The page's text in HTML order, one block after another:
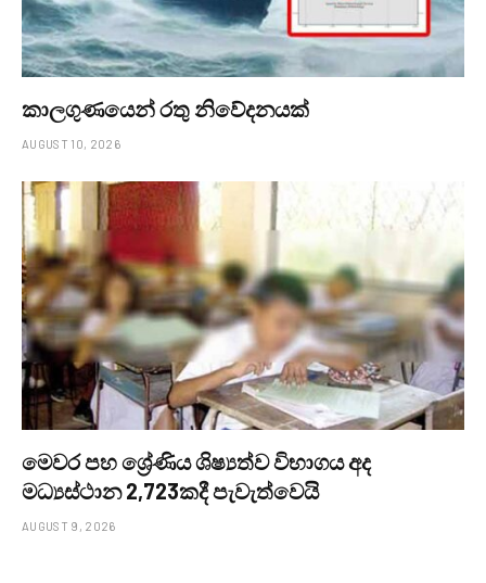
කාලගුණයෙන් ‍රතු නිවේදනයක්
AUGUST 10, 2026
මෙවර පහ ශ්‍රේණිය ශිෂ්‍යත්ව විභාගය අද
මධ්‍යස්ථාන 2,723කදී පැවැත්වෙයි
AUGUST 9, 2026